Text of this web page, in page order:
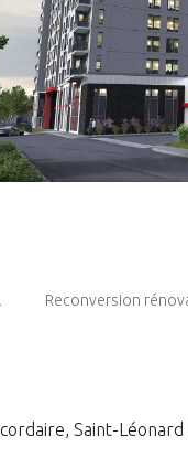
Reconversion
Saint-Léonard |